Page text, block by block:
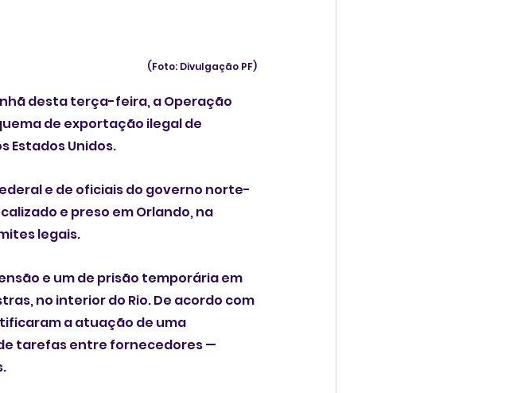
(Foto: Divulgação PF)
desta terça-feira, a Operação
de exportação ilegal de
Estados Unidos.
e de oficiais do governo norte-
e preso em Orlando, na
legais.
e um de prisão temporária em
no interior do Rio. De acordo com
a atuação de uma
tarefas entre fornecedores —